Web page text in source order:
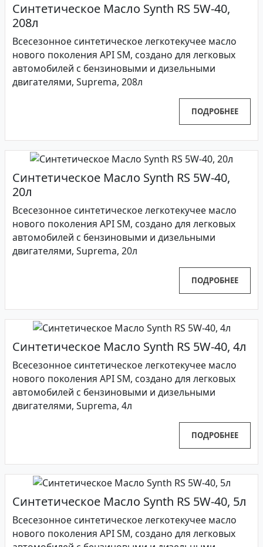
Синтетическое Масло Synth RS 5W-40,
208л
Всесезонное синтетическое легкотекучее масло
нового поколения API SM, создано для легковых
автомобилей с бензиновыми и дизельными
двигателями, Suprema, 208л
ПОДРОБНЕЕ
Синтетическое Масло Synth RS 5W-40,
20л
Всесезонное синтетическое легкотекучее масло
нового поколения API SM, создано для легковых
автомобилей с бензиновыми и дизельными
двигателями, Suprema, 20л
ПОДРОБНЕЕ
Синтетическое Масло Synth RS 5W-40, 4л
Всесезонное синтетическое легкотекучее масло
нового поколения API SM, создано для легковых
автомобилей с бензиновыми и дизельными
двигателями, Suprema, 4л
ПОДРОБНЕЕ
Синтетическое Масло Synth RS 5W-40, 5л
Всесезонное синтетическое легкотекучее масло
нового поколения API SM, создано для легковых